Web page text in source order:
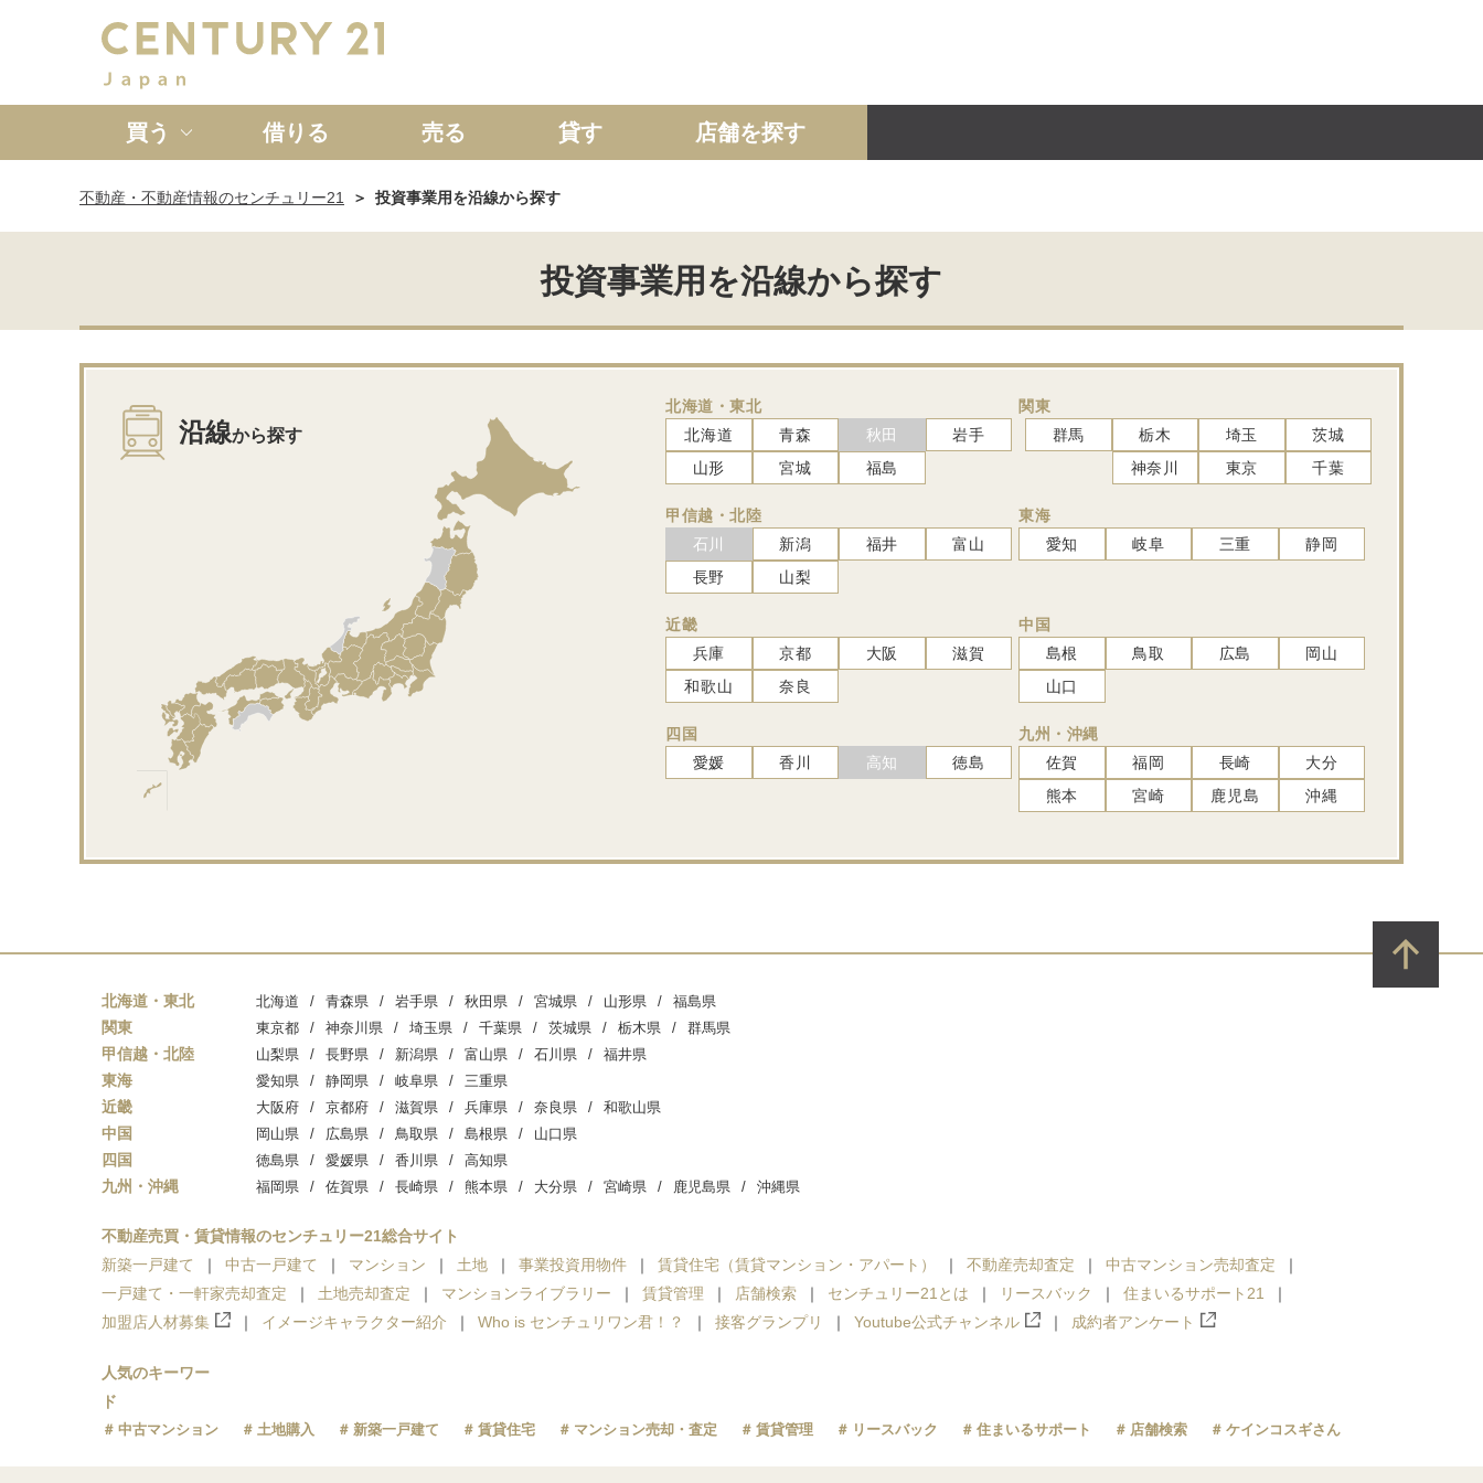
買う
新築一戸建て 中古一戸建て
借りる 売る 貸す 店舗を探す
不動産・不動産情報のセンチュリー21 投資事業用を沿線から探す
投資事業用を沿線から探す
沿線から探す
北海道・東北
北海道
青森 秋田
岩手
山形
宮城 福島
関東
群馬
栃木 埼玉
茨城
神奈川
東京 千葉
甲信越・北陸
石川
新潟 福井
富山
長野
山梨
東海
愛知
岐阜 三重 静岡
近畿
兵庫
京都 大阪
滋賀
和歌山
奈良
中国
島根
鳥取 広島
岡山
山口
四国
愛媛
香川 高知 徳島
九州・沖縄
佐賀
福岡 長崎
大分
熊本
宮崎 鹿児島 沖縄
北海道・東北 北海道 青森県 岩手県 秋田県 宮城県 山形県 福島県
関東 東京都 神奈川県 埼玉県 千葉県 茨城県 栃木県 群馬県
甲信越・北陸 山梨県 長野県 新潟県 富山県 石川県 福井県
東海 愛知県 静岡県 岐阜県 三重県
近畿 大阪府 京都府 滋賀県 兵庫県 奈良県 和歌山県
中国 岡山県 広島県 鳥取県 島根県 山口県
四国 徳島県 愛媛県 香川県 高知県
九州・沖縄 福岡県 佐賀県 長崎県 熊本県 大分県 宮崎県 鹿児島県 沖縄県
不動産売買・賃貸情報のセンチュリー21総合サイト
新築一戸建て
中古一戸建て マンション 土地 事業投資用物件 賃貸住宅（賃貸マンション・アパート） 不動産売却査定
中古マンション売却査定
一戸建て・一軒家売却査定
土地売却査定 マンションライブラリー 賃貸管理 店舗検索 センチュリー21とは リースバック
住まいるサポート21
加盟店人材募集
イメージキャラクター紹介 Who is センチュリワン君！？ 接客グランプリ Youtube公式チャンネル 成約者アンケート
人気のキーワー
ド
中古マンション 土地購入 新築一戸建て 賃貸住宅 マンション売却・査定 賃貸管理 リースバック 住まいるサポート 店舗検索 ケインコスギさん